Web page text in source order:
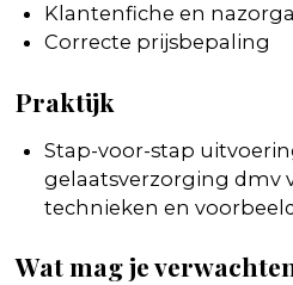
Klantenfiche en
Correcte prijsbepaling
Praktijk
Stap-voor-stap
gelaatsverzorging dmv
technieken en
Wat mag je